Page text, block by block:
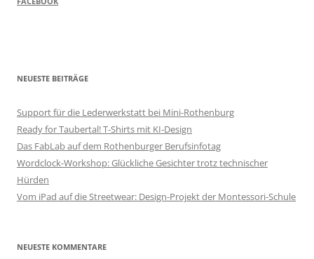
NEUESTE BEITRÄGE
Support für die Lederwerkstatt bei Mini-Rothenburg
Ready for Taubertal! T-Shirts mit KI-Design
Das FabLab auf dem Rothenburger Berufsinfotag
Wordclock-Workshop: Glückliche Gesichter trotz technischer
Hürden
Vom iPad auf die Streetwear: Design-Projekt der Montessori-Schule
NEUESTE KOMMENTARE